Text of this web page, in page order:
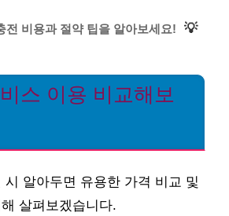
전 비용과 절약 팁을 알아보세요! 💡
스 이용 비교해보
시 알아두면 유용한 가격 비교 및
살펴보겠습니다.